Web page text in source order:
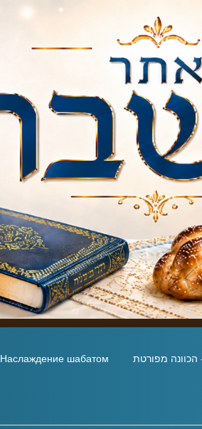
מפורטת Наслаждение шабатом